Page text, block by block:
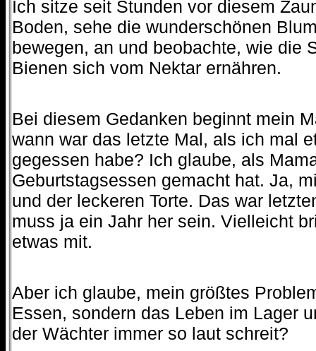
Ich sitze seit Stunden vor diesem
Boden, sehe die wunderschönen
bewegen, an und beobachte, wie die
Bienen sich vom Nektar ernähren.
Bei diesem Gedanken beginnt mein
wann war das letzte Mal, als ich mal
gegessen habe? Ich glaube, als
Geburtstagsessen gemacht hat. Ja,
und der leckeren Torte. Das war
muss ja ein Jahr her sein. Vielleicht
etwas mit.
Aber ich glaube, mein größtes
Essen, sondern das Leben im Lager
der Wächter immer so laut schreit?